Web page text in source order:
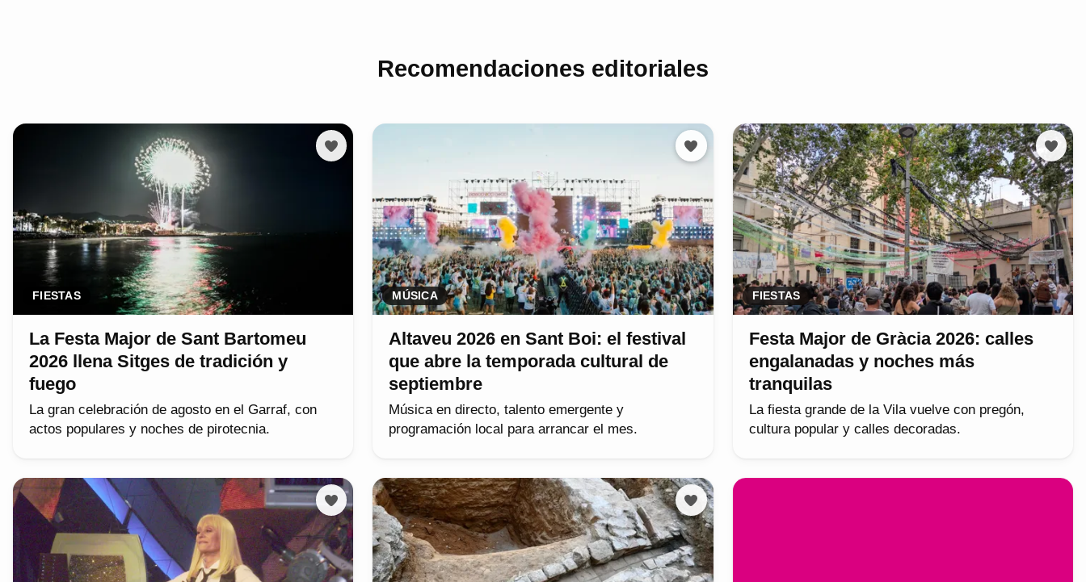
Recomendaciones editoriales
FIESTAS
La Festa Major de Sant Bartomeu
2026 llena Sitges de tradición y
fuego
La gran celebración de agosto en el Garraf, con
actos populares y noches de pirotecnia.
MÚSICA
Altaveu 2026 en Sant Boi: el festival
que abre la temporada cultural de
septiembre
Música en directo, talento emergente y
programación local para arrancar el mes.
FIESTAS
Festa Major de Gràcia 2026: calles
engalanadas y noches más
tranquilas
La fiesta grande de la Vila vuelve con pregón,
cultura popular y calles decoradas.